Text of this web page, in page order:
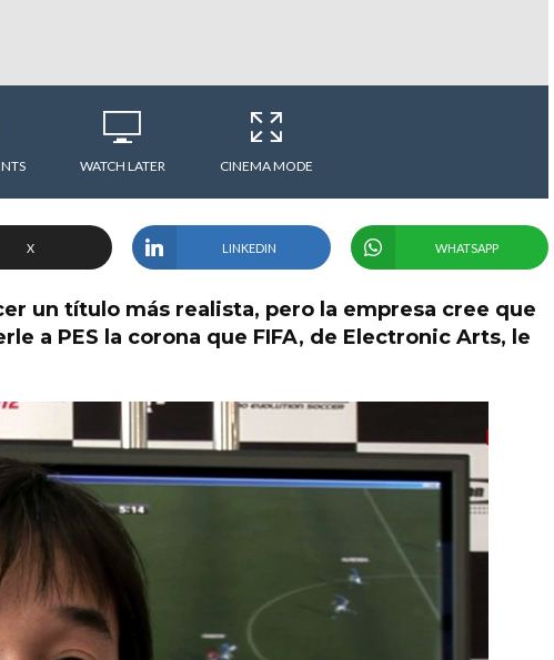
WATCH LATER CINEMA MODE
X LINKEDIN WHATSAPP
un título más realista, pero la empresa cree que
a PES la corona que FIFA, de Electronic Arts, le